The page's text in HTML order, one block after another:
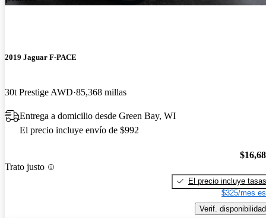
2019 Jaguar F-PACE
30t Prestige AWD 85,368 millas
Entrega a domicilio desde Green Bay, WI
El precio incluye envío de $992
Trato justo
El precio incluye tasas
$325/mes
Verif. disponibilidad